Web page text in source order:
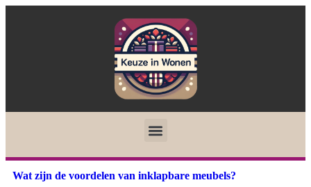
Wat zijn de voordelen van inklapbare meubels?